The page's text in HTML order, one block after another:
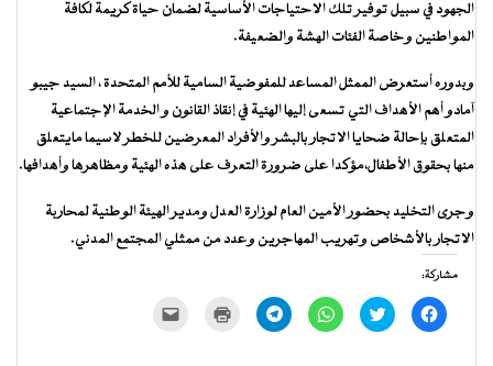
الجهود في سبيل توفير تلك الاحتياجات الأساسية لضمان حياة كريمة لكافة
المواطنين وخاصة الفئات الهشة والضعيفة.
وبدوره أستعرض الممثل المساعد للمفوضية السامية للأمم المتحدة ، السيد جيبو
آمادو أهم الأهداف التي تسعى إليها الهئية في إنقاذ القانون و الخدمة الإجتماعية
المتعلق بإحالة ضحايا الاتجار بالبشر والأفراد المعرضين للخطر لاسيما مايتعلق
منها بحقوق الأطفال،مؤكدا على ضرورة التعرف على هذه الهئية ومظاهرها وأهدافها.
وجرى التخليد بحضور الأمين العام لوزارة العدل ومدير الهيئة الوطنية لمحاربة
الاتجار بالأشخاص وتهريب المهاجرين وعدد من ممثلي المجتمع المدني.
مشاركة:
انقر
للمشاركة
اضغط
للمشاركة
انقر
للمشاركة
انقر
للمشاركة للطباعة